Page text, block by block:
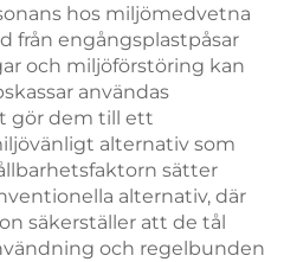
hos miljömedvetna
från engångsplastpåsar
och miljöförstöring kan
användas
gör dem till ett
alternativ som
sätter
alternativ, där
säkerställer att de tål
och regelbunden